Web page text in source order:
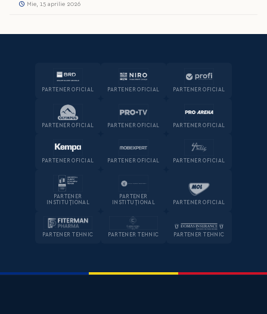
Mie, 15 aprilie 2026
PARTENER OFICIAL PARTENER OFICIAL PARTENER OFICIAL
PARTENER OFICIAL PARTENER OFICIAL PARTENER OFICIAL
PARTENER OFICIAL PARTENER OFICIAL PARTENER OFICIAL
PARTENER
INSTITUȚIONAL
PARTENER
INSTITUȚIONAL
PARTENER OFICIAL
PARTENER TEHNIC PARTENER TEHNIC PARTENER TEHNIC